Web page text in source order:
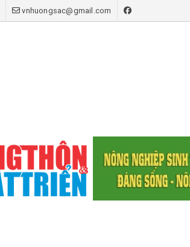
vnhuongsac@gmail.com